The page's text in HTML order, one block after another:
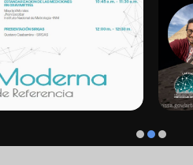
Moderna y Sistemas